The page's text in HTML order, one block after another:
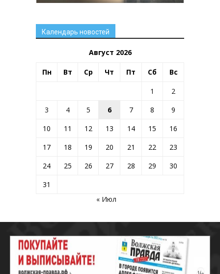
Календарь новостей
Август 2026
Пн Вт Ср Чт Пт Сб Вс
1
2
3
4 5 6 7 8
9
10
11 12 13 14 15
16
17
18 19 20 21 22
23
24
25 26 27 28 29
30
31
« Июл